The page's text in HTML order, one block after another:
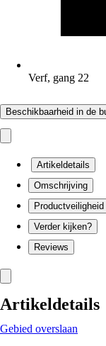
Verf, gang 22
Beschikbaarheid in de
Artikeldetails
Omschrijving
Productveiligheid
Verder kijken?
Reviews
Artikeldetails
Gebied overslaan